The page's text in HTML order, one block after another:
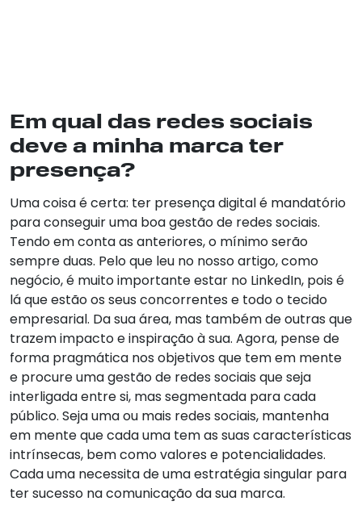
Em qual das redes sociais
deve a minha marca ter
presença?
Uma coisa é certa: ter presença digital é mandatório
para conseguir uma boa gestão de redes sociais.
Tendo em conta as anteriores, o mínimo serão
sempre duas. Pelo que leu no nosso artigo, como
negócio, é muito importante estar no LinkedIn, pois é
lá que estão os seus concorrentes e todo o tecido
empresarial. Da sua área, mas também de outras que
trazem impacto e inspiração à sua. Agora, pense de
forma pragmática nos objetivos que tem em mente
e procure uma gestão de redes sociais que seja
interligada entre si, mas segmentada para cada
público. Seja uma ou mais redes sociais, mantenha
em mente que cada uma tem as suas características
intrínsecas, bem como valores e potencialidades.
Cada uma necessita de uma estratégia singular para
ter sucesso na comunicação da sua marca.